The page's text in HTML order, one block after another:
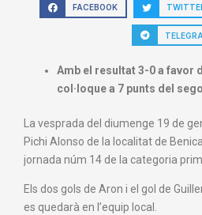
FACEBOOK
Amb el resultat 3-0 a favor
col·loque a 7 punts del
La vesprada del diumenge 19 de
Pichi Alonso de la localitat de
jornada núm 14 de la categoria
Els dos gols de Aron i el gol de
es quedarà en l’equip local.